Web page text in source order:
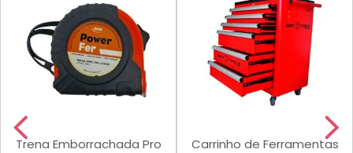
Trena Emborrachada Pro
Carrinho de Ferramentas